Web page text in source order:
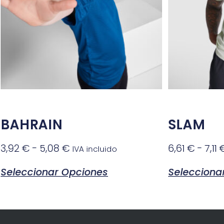
BAHRAIN
3,92€- 5,08 € IVA incluido
Seleccionar Opciones
SLAM
6,61 €- 7,11